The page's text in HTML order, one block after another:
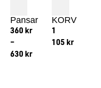
Pansar
360 kr
–
630 kr
KORV
1
105 kr